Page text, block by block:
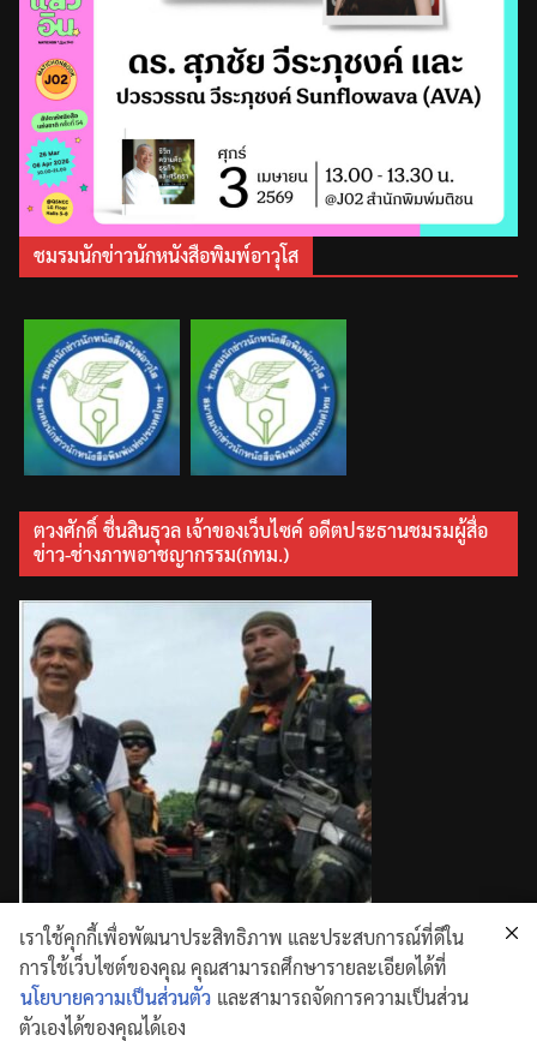
ชมรมนักข่าวนักหนังสือพิมพ์อาวุโส
ตวงศักดิ์ ชื่นสินธุวล เจ้าของเว็บไซค์ อดีตประธานชมรมผู้สื่อ
ข่าว-ช่างภาพอาชญากรรม(กทม.)
เราใช้คุกกี้เพื่อพัฒนาประสิทธิภาพ และประสบการณ์ที่ดีใน
การใช้เว็บไซต์ของคุณ คุณสามารถศึกษารายละเอียดได้ที่
นโยบายความเป็นส่วนตัว และสามารถจัดการความเป็นส่วน
ตัวเองได้ของคุณได้เอง